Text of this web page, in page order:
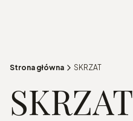
Strona główna SKRZAT
SKRZAT